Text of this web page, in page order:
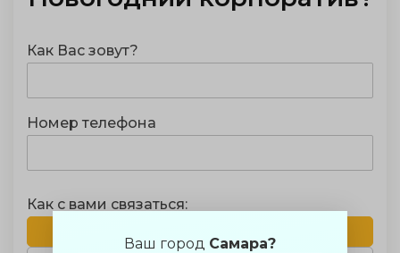
Ваш город Самара?
Как Вас зовут?
Номер телефона
Как с вами связаться: